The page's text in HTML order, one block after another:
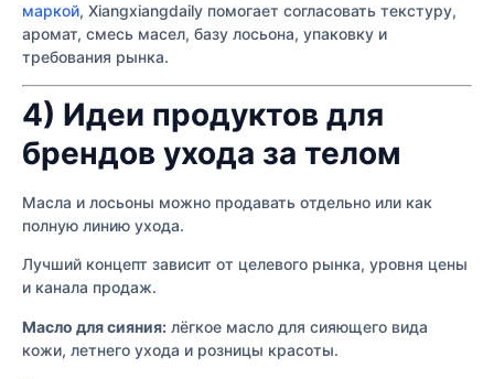
маркой, Xiangxiangdaily помогает согласовать текстуру,
аромат, смесь масел, базу лосьона, упаковку и
требования рынка.
4) Идеи продуктов для
брендов ухода за телом
Масла и лосьоны можно продавать отдельно или как
полную линию ухода.
Лучший концепт зависит от целевого рынка, уровня цены
и канала продаж.
Масло для сияния: лёгкое масло для сияющего вида
кожи, летнего ухода и розницы красоты.